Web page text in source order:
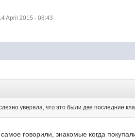
April 2015 - 08:43
уверяла, что это были две последние
говорили, знакомые когда